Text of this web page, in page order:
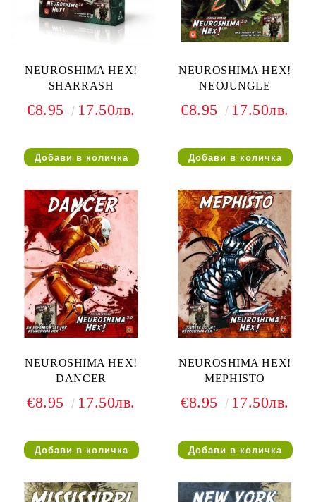
NEUROSHIMA HEX!
SHARRASH
€8.95 17.50лв.
NEUROSHIMA HEX!
NEOJUNGLE
€8.95 17.50лв.
NEUROSHIMA HEX!
DANCER
€8.95 17.50лв.
NEUROSHIMA HEX!
MEPHISTO
€8.95 17.50лв.